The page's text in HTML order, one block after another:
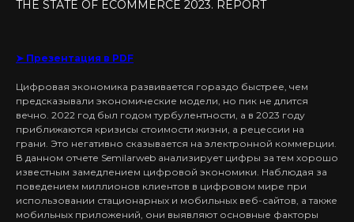
THE STATE OF ECOMMERCE 2023. REPORT
➤ Презентация в PDF
Цифровая экономика развивается гораздо быстрее, чем
предсказывали экономические модели, но пик не длится
вечно. 2022 год был годом турбулентности, а в 2023 году
приближаются кризисы стоимости жизни, а рецессии на
грани. Это негативно сказывается на электронной коммерции.
В данном отчете Semilarweb анализирует цифры за тем хорошо
известным замедлением цифровой экономики. Наблюдая за
поведением миллионов клиентов в цифровом мире при
использовании стационарных и мобильных веб-сайтов, а также
мобильных приложений, они выявляют основные факторы